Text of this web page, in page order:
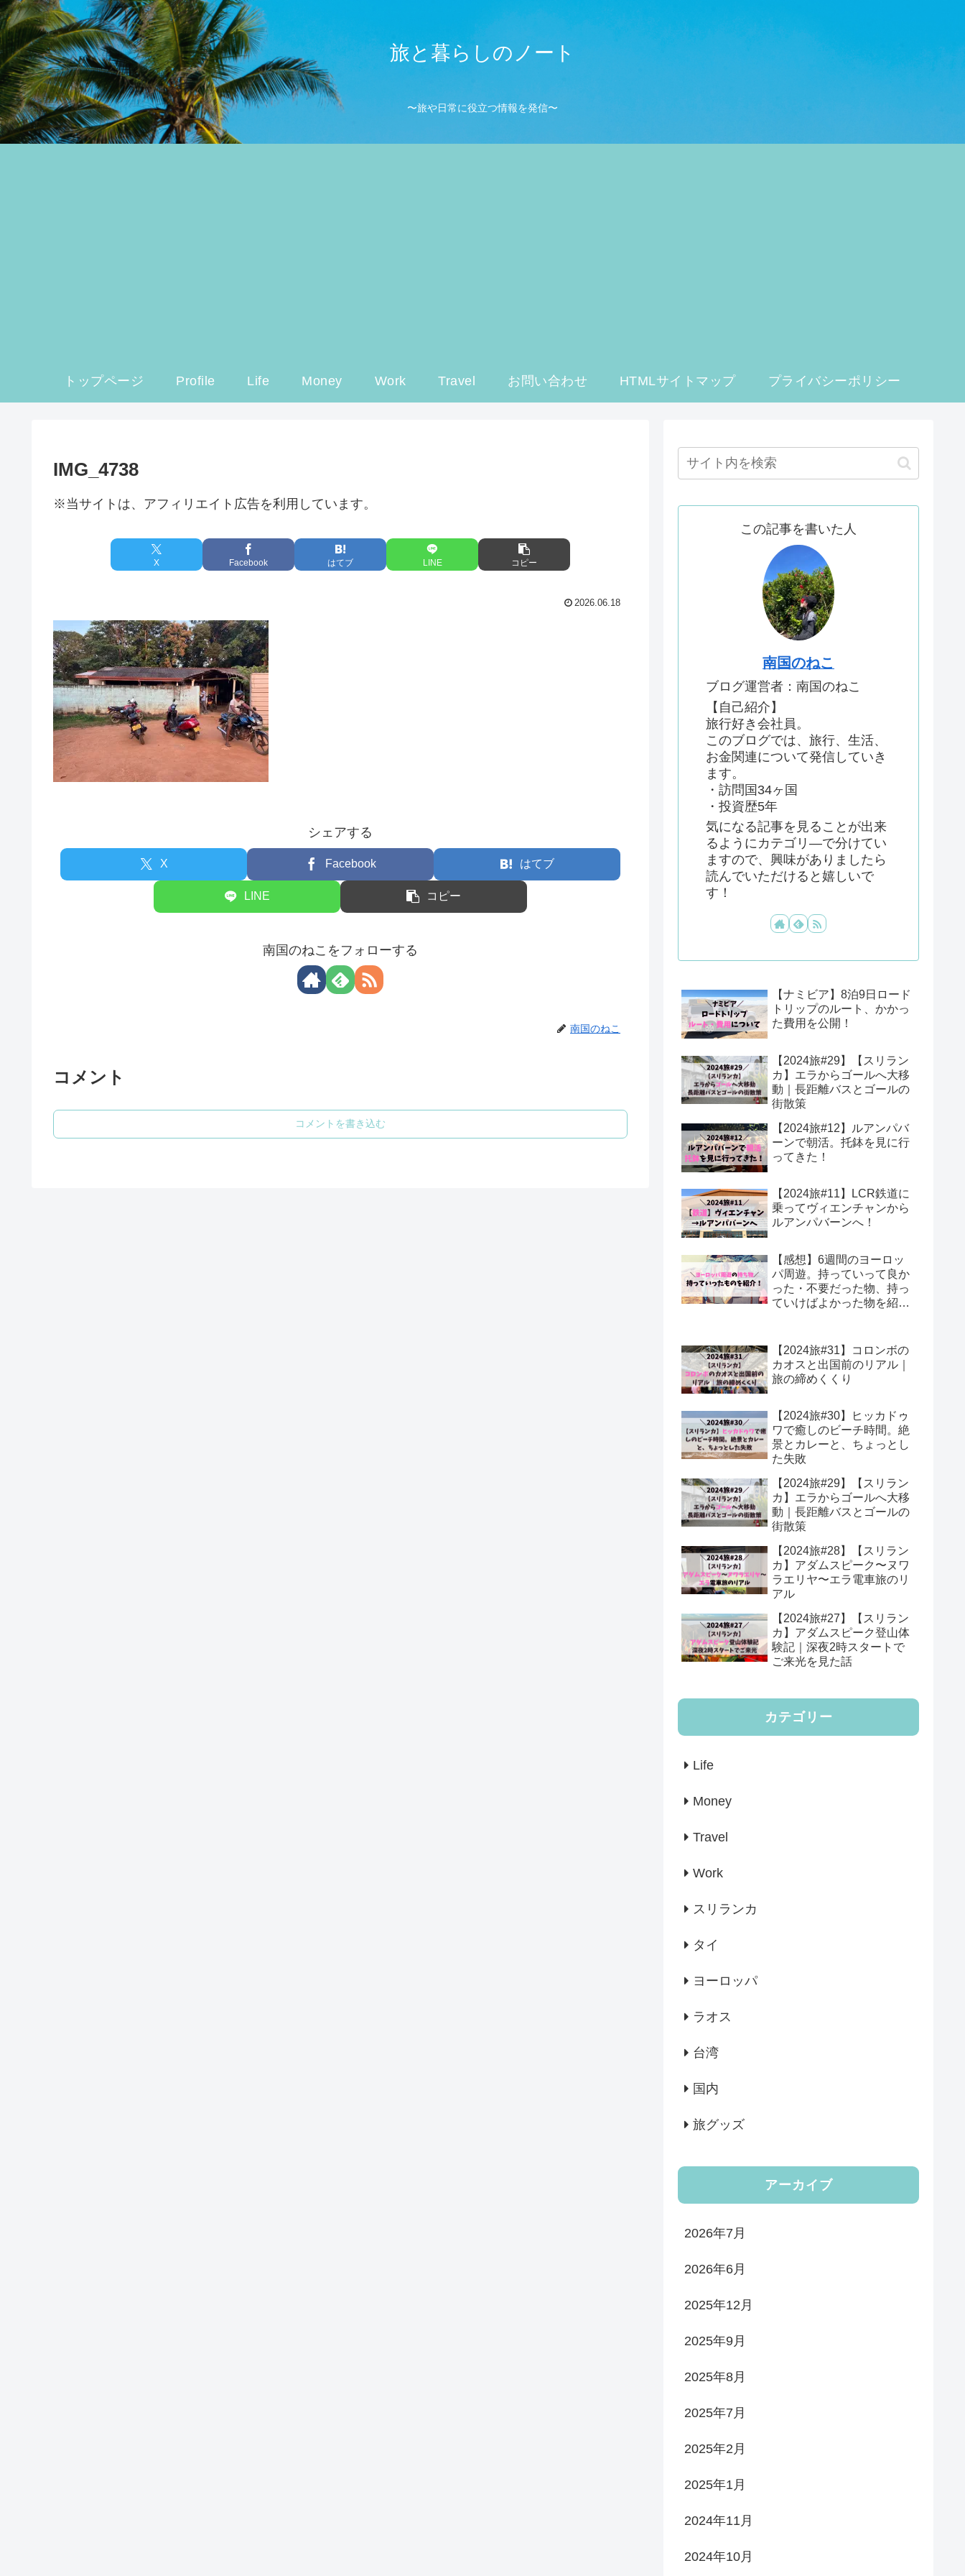
旅と暮らしのノート
〜旅や日常に役立つ情報を発信〜
トップページ Profile Life Money Work Travel お問い合わせ HTMLサイトマップ プライバシーポリシー
IMG_4738
※当サイトは、アフィリエイト広告を利用しています。
X Facebook はてブ LINE コピー
2026.06.18
シェアする
X Facebook はてブ
LINE コピー
南国のねこをフォローする
南国のねこ
コメント
コメントを書き込む
この記事を書いた人
南国のねこ
ブログ運営者：南国のねこ
【自己紹介】
旅行好き会社員。
このブログでは、旅行、生活、
お金関連について発信していき
ます。
・訪問国34ヶ国
・投資歴5年
気になる記事を見ることが出来
るようにカテゴリ―で分けてい
ますので、興味がありましたら
読んでいただけると嬉しいで
す！
【ナミビア】8泊9日ロード
トリップのルート、かかっ
た費用を公開！
【2024旅#29】【スリラン
カ】エラからゴールへ大移
動｜長距離バスとゴールの
街散策
【2024旅#12】ルアンパバ
ーンで朝活。托鉢を見に行
ってきた！
【2024旅#11】LCR鉄道に
乗ってヴィエンチャンから
ルアンパバーンへ！
【感想】6週間のヨーロッ
パ周遊。持っていって良か
った・不要だった物、持っ
ていけばよかった物を紹
【2024旅#31】コロンボの
カオスと出国前のリアル｜
旅の締めくくり
【2024旅#30】ヒッカドゥ
ワで癒しのビーチ時間。絶
景とカレーと、ちょっとし
た失敗
【2024旅#29】【スリラン
カ】エラからゴールへ大移
動｜長距離バスとゴールの
街散策
【2024旅#28】【スリラン
カ】アダムスピーク〜ヌワ
ラエリヤ〜エラ電車旅のリ
アル
【2024旅#27】【スリラン
カ】アダムスピーク登山体
験記｜深夜2時スタートで
ご来光を見た話
カテゴリー
Life
Money
Travel
Work
スリランカ
タイ
ヨーロッパ
ラオス
台湾
国内
旅グッズ
アーカイブ
2026年7月
2026年6月
2025年12月
2025年9月
2025年8月
2025年7月
2025年2月
2025年1月
2024年11月
2024年10月